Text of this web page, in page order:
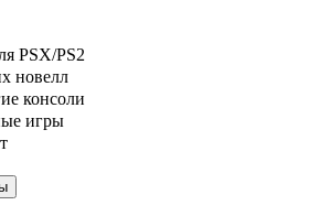
PSX/PS2
новелл
консоли
игры